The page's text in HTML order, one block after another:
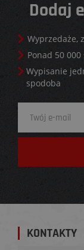
Dodaj
Wyprzedaże,
Ponad 50
Wypisanie
spodoba
KONTAKTY